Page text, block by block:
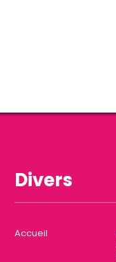
Divers
Accueil